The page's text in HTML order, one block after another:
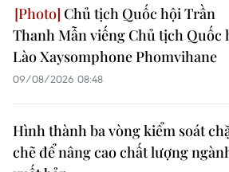
Chủ tịch Quốc hội Trần
Thanh Mẫn viếng Chủ tịch Quốc
Lào Xaysomphone Phomvihane
09/08/2026 08:48
Hình thành ba vòng kiểm soát
chẽ để nâng cao chất lượng